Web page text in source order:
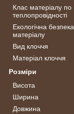
Клас матеріалу по
теплопровідності
Екологічна безпека
матеріалу
Вид клоччя
Матеріал клоччя
Розміри
Висота
Ширина
Довжина